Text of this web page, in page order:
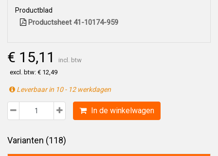
Productblad
Productsheet 41-10174-959
€ 15,11
incl. btw
excl. btw: € 12,49
Leverbaar in 10 - 12 werkdagen
In de winkelwagen
Varianten (118)